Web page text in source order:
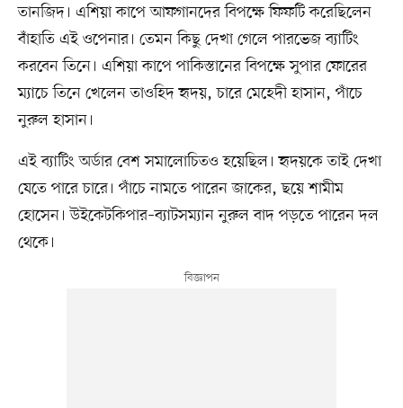
তানজিদ। এশিয়া কাপে আফগানদের বিপক্ষে ফিফটি করেছিলেন
বাঁহাতি এই ওপেনার। তেমন কিছু দেখা গেলে পারভেজ ব্যাটিং
করবেন তিনে। এশিয়া কাপে পাকিস্তানের বিপক্ষে সুপার ফোরের
ম্যাচে তিনে খেলেন তাওহিদ হৃদয়, চারে মেহেদী হাসান, পাঁচে
নুরুল হাসান।
এই ব্যাটিং অর্ডার বেশ সমালোচিতও হয়েছিল। হৃদয়কে তাই দেখা
যেতে পারে চারে। পাঁচে নামতে পারেন জাকের, ছয়ে শামীম
হোসেন। উইকেটকিপার–ব্যাটসম্যান নুরুল বাদ পড়তে পারেন দল
থেকে।